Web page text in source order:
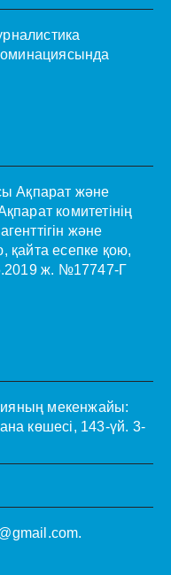
Ақпарат және
комитетінің
және
қайта есепке қою,
ж. №17747-Г
мекенжайы:
көшесі, 143-үй. 3-
.